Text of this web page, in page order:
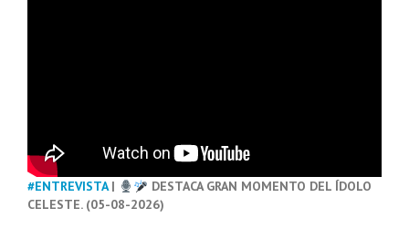
#ENTREVISTA|
DESTACA GRAN MOMENTO DEL ÍDOLO
CELESTE. (05-08-2026)